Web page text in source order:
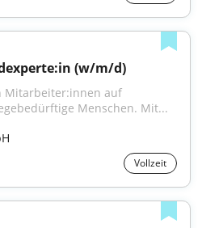
(w/m/d)
Mitarbeiter:innen auf
Menschen. Mit...
Vollzeit